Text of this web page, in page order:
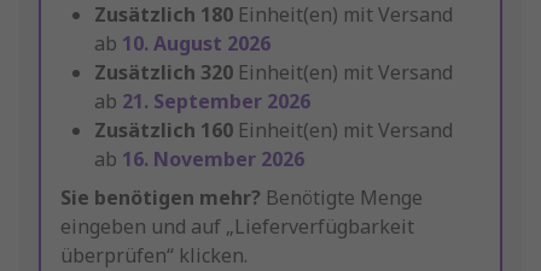
Zusätzlich 180 Einheit(en) mit Versand
ab 10. August 2026
Zusätzlich 320 Einheit(en) mit Versand
ab 21. September 2026
Zusätzlich 160 Einheit(en) mit Versand
ab 16. November 2026
Sie benötigen mehr? Benötigte Menge
eingeben und auf „Lieferverfügbarkeit
überprüfen“ klicken.